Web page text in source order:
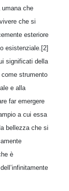
umana che
che si
esteriore
esistenziale.[2]
significati della
strumento
e alla
far emergere
a cui essa
bellezza che si
è